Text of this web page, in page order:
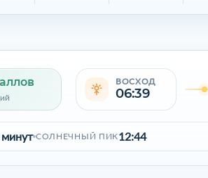
ВОСХОД
06:39
минут СОЛНЕЧНЫЙ ПИК12:44